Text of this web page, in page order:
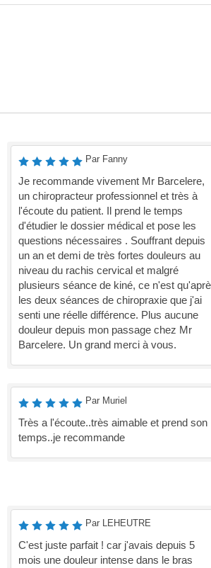
Par Fanny
Je recommande vivement Mr Barcelere,
un chiropracteur professionnel et très à
l'écoute du patient. Il prend le temps
d'étudier le dossier médical et pose les
questions nécessaires . Souffrant depuis
un an et demi de très fortes douleurs au
niveau du rachis cervical et malgré
plusieurs séance de kiné, ce n'est
les deux séances de chiropraxie que j'ai
senti une réelle différence. Plus aucune
douleur depuis mon passage chez Mr
Barcelere. Un grand merci à vous.
Par Muriel
Très a l'écoute..très aimable et prend son
temps..je recommande
Par LEHEUTRE
C'est juste parfait ! car j'avais depuis 5
mois une douleur intense dans le bras